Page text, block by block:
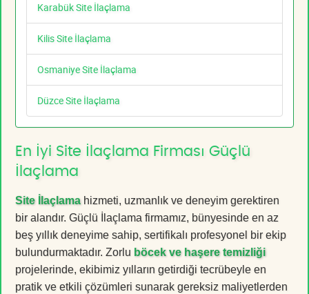
Karabük Site İlaçlama
Kilis Site İlaçlama
Osmaniye Site İlaçlama
Düzce Site İlaçlama
En İyi Site İlaçlama Firması Güçlü
İlaçlama
Site İlaçlamahizmeti, uzmanlık ve deneyim gerektiren
bir alandır. Güçlü İlaçlama firmamız, bünyesinde en az
beş yıllık deneyime sahip, sertifikalı profesyonel bir ekip
bulundurmaktadır. Zorlu böcek ve haşere temizliği
projelerinde, ekibimiz yılların getirdiği tecrübeyle en
pratik ve etkili çözümleri sunarak gereksiz maliyetlerden